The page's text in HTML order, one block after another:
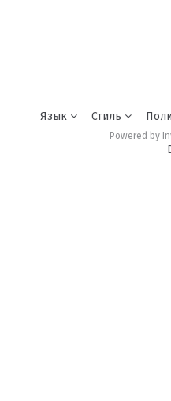
Язык Стиль
Powered by